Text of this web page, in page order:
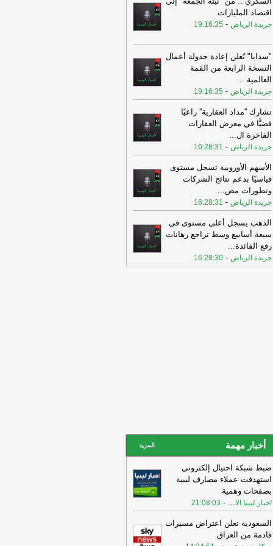
-اخبار ليبيا الان
ارتفاع سعر صرف الجنيه المصري
الدينار الليبي خلال تعاملات هذه الأثناء
-اخبار ليبيا الان
23:10
ليبيا في مواجهة العطش وتغير
المناخ.. هل تنجح في تأمين 31.9 مليار دولار
مستقبلها؟
الموارد إلى سوء التوزيع والاستدامة-
ليبيا الان
22:55
وقوع ضحايا ومصابين في انفجار
دمشق-وكالة الأنباء الليبية
22:53
الشاوش: الاشتباكات التي شهدتها
والزاوية انعكاس متكرر لأزمة
غرب ليبيا -اخبار ليبيا الان
صور|| مصادر: شحنة نقدية تقدر
بــ850 مليون دولار وصلت منذ قليل إلى
معيتيقة، لصالح مصرف- اخبار ليبيا الان
22:51
صور|| مصادر: شحنة نقدية تقدر
بــ850 مليون دولار وصلت منذ قليل إلى
اقتصاد المليارات
جريدة الرياض -
19:16:35
"سدايا" تُعلن إعادة جدولة أعمال
النسخة الرابعة من القمة
العالمية ...
جريدة الرياض -
19:16:35
تشارك ''مداد العقارية'' راعيًا
فضيًّا في معرض العقارات
الفاخرة ال...
جريدة الرياض -
16:28:31
الأسهم الأوروبية تسجل مستوى
قياسيًا بدعم نتائج الشركات
وتطورات مض...
جريدة الرياض -
16:28:31
الذهب يسجل أعلى مستوى في
سبعة أسابيع وسط تراجع رهانات
رفع الفائدة...
جريدة الرياض -
16:28:30
أخبار مهمة المزيد
ضبط شبكة احتيال إلكتروني
استهدفت عملاء مصارف ليبية
بصفحات وهمية
اخبار ليبيا الا...
-
21:08:03
السعودية تعلن اعتراض مسيرات
قادمة من العراق